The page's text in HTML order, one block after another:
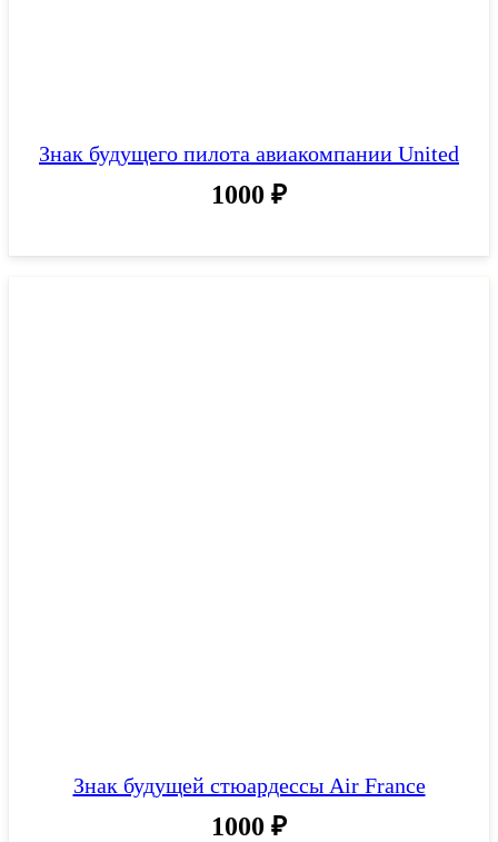
Знак будущего пилота авиакомпании United
1000 ₽
Знак будущей стюардессы Air France
1000 ₽